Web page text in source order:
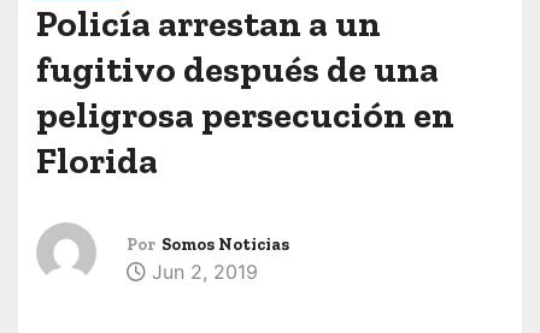
Policía arrestan a un
fugitivo después de una
peligrosa persecución en
Florida
Por Somos Noticias
Jun 2, 2019